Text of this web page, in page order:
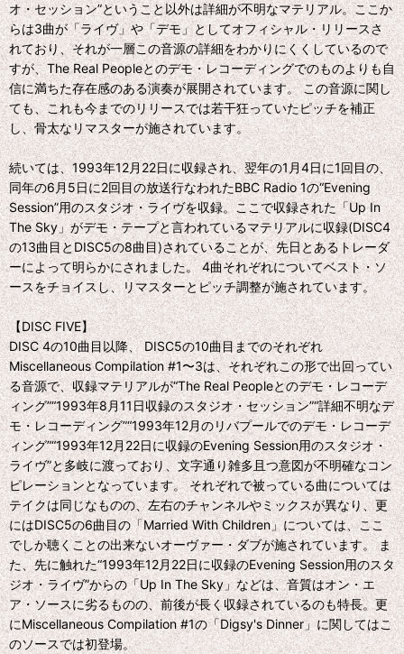
オ・セッション”ということ以外は詳細が不明なマテリアル。ここか
らは3曲が「ライヴ」や「デモ」としてオフィシャル・リリースさ
れており、それが一層この音源の詳細をわかりにくくしているので
すが、The Real Peopleとのデモ・レコーディングでのものよりも自
信に満ちた存在感のある演奏が展開されています。 この音源に関し
ても、これも今までのリリースでは若干狂っていたピッチを補正
し、骨太なリマスターが施されています。
続いては、1993年12月22日に収録され、翌年の1月4日に1回目の、
同年の6月5日に2回目の放送行なわれたBBC Radio 1の“Evening
Session”用のスタジオ・ライヴを収録。ここで収録された「Up In
The Sky」がデモ・テープと言われているマテリアルに収録(DISC4
の13曲目とDISC5の8曲目)されていることが、先日とあるトレーダ
ーによって明らかにされました。 4曲それぞれについてベスト・ソ
ースをチョイスし、リマスターとピッチ調整が施されています。
【DISC FIVE】
DISC 4の10曲目以降、 DISC5の10曲目までのそれぞれ
Miscellaneous Compilation #1〜3は、それぞれこの形で出回ってい
る音源で、収録マテリアルが“The Real Peopleとのデモ・レコーデ
ィング”“1993年8月11日収録のスタジオ・セッション”“詳細不明なデ
モ・レコーディング”“1993年12月のリバプールでのデモ・レコーデ
ィング”“1993年12月22日に収録のEvening Session用のスタジオ・
ライヴ”と多岐に渡っており、文字通り雑多且つ意図が不明確なコン
ピレーションとなっています。 それぞれで被っている曲については
テイクは同じなものの、左右のチャンネルやミックスが異なり、更
にはDISC5の6曲目の「Married With Children」については、ここ
でしか聴くことの出来ないオーヴァー・ダブが施されています。 ま
た、先に触れた“1993年12月22日に収録のEvening Session用のスタ
ジオ・ライヴ”からの「Up In The Sky」などは、音質はオン・エ
ア・ソースに劣るものの、前後が長く収録されているのも特長。更
にMiscellaneous Compilation #1の「Digsy's Dinner」に関してはこ
のソースでは初登場。